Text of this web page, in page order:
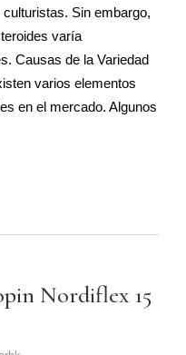
o
Sin embargo,
varía
Causas de la Variedad
varios elementos
en el mercado. Algunos
Nordiflex 15